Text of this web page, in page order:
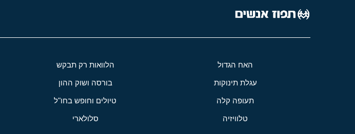
האח הגדול הלוואות רק תבקש
עגלת תינוקות בורסה ושוק ההון
תעופה קלה טיולים וחופש בחו"ל
טלוויזיה סלולארי